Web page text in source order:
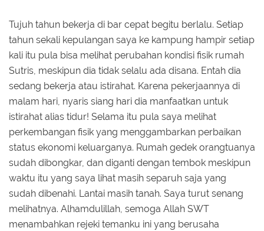
Tujuh tahun bekerja di bar cepat begitu berlalu. Setiap
tahun sekali kepulangan saya ke kampung hampir setiap
kali itu pula bisa melihat perubahan kondisi fisik rumah
Sutris, meskipun dia tidak selalu ada disana. Entah dia
sedang bekerja atau istirahat. Karena pekerjaannya di
malam hari, nyaris siang hari dia manfaatkan untuk
istirahat alias tidur! Selama itu pula saya melihat
perkembangan fisik yang menggambarkan perbaikan
status ekonomi keluarganya. Rumah gedek orangtuanya
sudah dibongkar, dan diganti dengan tembok meskipun
waktu itu yang saya lihat masih separuh saja yang
sudah dibenahi. Lantai masih tanah. Saya turut senang
melihatnya. Alhamdulillah, semoga Allah SWT
menambahkan rejeki temanku ini yang berusaha